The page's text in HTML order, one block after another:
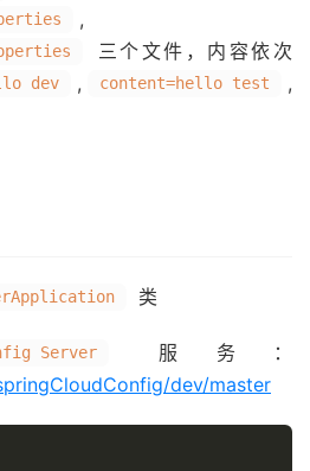
,
三个文件，内容依次
dev , content=hello test ,
类
Server
服务：
dev/master